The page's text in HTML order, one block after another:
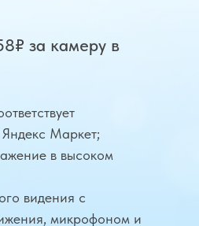
Маркет;
в высоком
видения с
микрофоном и
за камеру в